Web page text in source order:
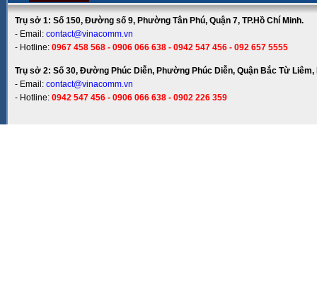
Trụ sở 1: Số 150, Đường số 9, Phường Tân Phú, Quận 7, TP.Hồ Chí Minh.
- Email: contact@vinacomm.vn
- Hotline: 0967 458 568 - 0906 066 638 - 0942 547 456 - 092 657 5555
Trụ sở 2: Số 30, Đường Phúc Diễn, Phường Phúc Diễn, Quận Bắc Từ Liêm,
- Email: contact@vinacomm.vn
- Hotline: 0942 547 456 - 0906 066 638 - 0902 226 359